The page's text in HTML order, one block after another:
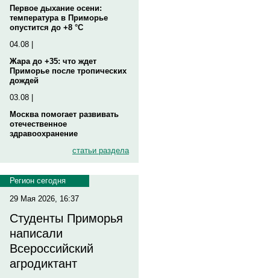
Первое дыхание осени:
температура в Приморье
опустится до +8 °C
04.08 |
Жара до +35: что ждет
Приморье после тропических
дождей
03.08 |
Москва помогает развивать
отечественное
здравоохранение
статьи раздела
Регион сегодня
29 Мая 2026, 16:37
Студенты Приморья
написали
Всероссийский
агродиктант